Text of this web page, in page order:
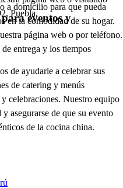
Puebla.
a domicilio para que pueda
en la comodidad de su hogar.
página web o por teléfono.
de entrega y los tiempos
eventos y
de ayudarle a celebrar sus
de catering y menús
celebraciones. Nuestro equipo
asegurarse de que su evento
de la cocina china.